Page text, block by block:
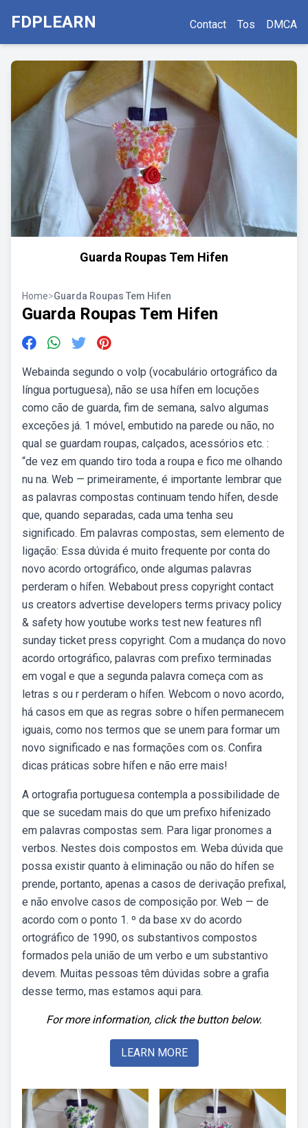
FDPLEARN Contact Tos DMCA
Guarda Roupas Tem Hifen
Home>Guarda Roupas Tem Hifen
Guarda Roupas Tem Hifen
Webainda segundo o volp (vocabulário ortográfico da
língua portuguesa), não se usa hífen em locuções
como cão de guarda, fim de semana, salvo algumas
exceções já. 1 móvel, embutido na parede ou não, no
qual se guardam roupas, calçados, acessórios etc. :
“de vez em quando tiro toda a roupa e fico me olhando
nu na. Web — primeiramente, é importante lembrar que
as palavras compostas continuam tendo hífen, desde
que, quando separadas, cada uma tenha seu
significado. Em palavras compostas, sem elemento de
ligação: Essa dúvida é muito frequente por conta do
novo acordo ortográfico, onde algumas palavras
perderam o hífen. Webabout press copyright contact
us creators advertise developers terms privacy policy
& safety how youtube works test new features nfl
sunday ticket press copyright. Com a mudança do novo
acordo ortográfico, palavras com prefixo terminadas
em vogal e que a segunda palavra começa com as
letras s ou r perderam o hífen. Webcom o novo acordo,
há casos em que as regras sobre o hífen permanecem
iguais, como nos termos que se unem para formar um
novo significado e nas formações com os. Confira
dicas práticas sobre hífen e não erre mais!
A ortografia portuguesa contempla a possibilidade de
que se sucedam mais do que um prefixo hifenizado
em palavras compostas sem. Para ligar pronomes a
verbos. Nestes dois compostos em. Weba dúvida que
possa existir quanto à eliminação ou não do hífen se
prende, portanto, apenas a casos de derivação prefixal,
e não envolve casos de composição por. Web — de
acordo com o ponto 1. º da base xv do acordo
ortográfico de 1990, os substantivos compostos
formados pela união de um verbo e um substantivo
devem. Muitas pessoas têm dúvidas sobre a grafia
desse termo, mas estamos aqui para.
For more information, click the button below.
LEARN MORE